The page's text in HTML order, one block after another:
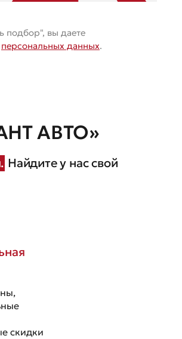
подбор", вы даете
персональных данных.
АВТО»
Найдите у нас свой
скидки